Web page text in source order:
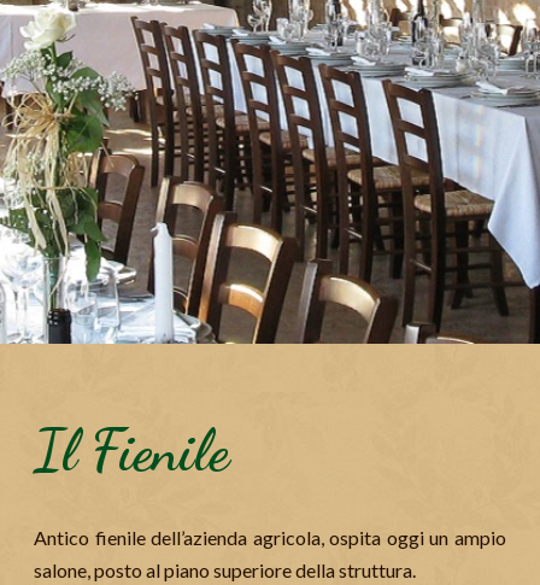
Il Fienile
Antico fienile dell’azienda agricola, ospita oggi un ampio
salone, posto al piano superiore della struttura.